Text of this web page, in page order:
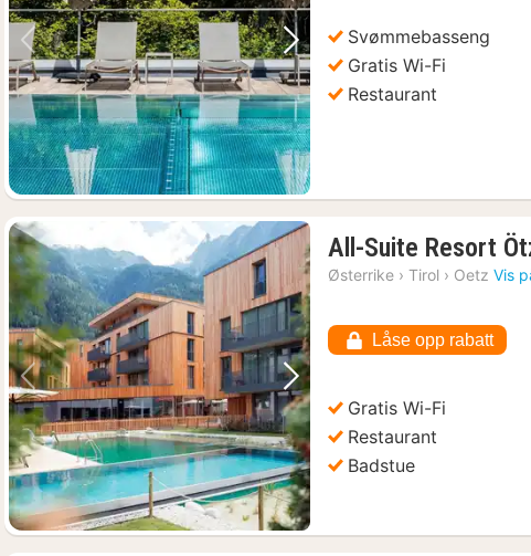
Forrige bilde Neste bilde
Svømmebasseng
Gratis Wi-Fi
Restaurant
Forrige bilde Neste bilde
All-Suite Resort
Østerrike › Tirol › Oetz Vis
Låse opp rabatt
Gratis Wi-Fi
Restaurant
Badstue